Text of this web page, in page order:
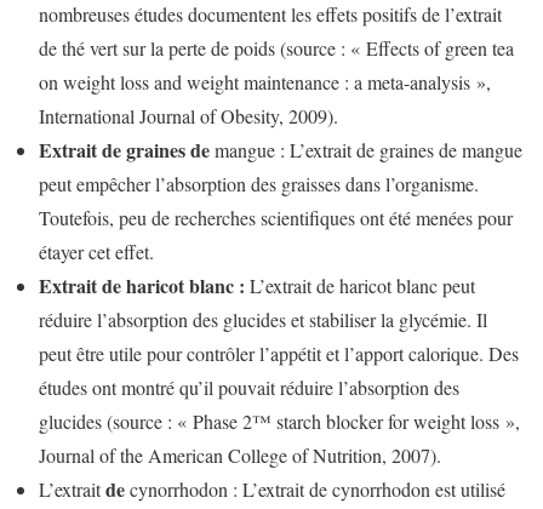
nombreuses études documentent les effets positifs de l’extrait
de thé vert sur la perte de poids (source : « Effects of green tea
on weight loss and weight maintenance : a meta-analysis »,
International Journal of Obesity, 2009).
Extrait de graines demangue : L’extrait de graines de mangue
peut empêcher l’absorption des graisses dans l’organisme.
Toutefois, peu de recherches scientifiques ont été menées pour
étayer cet effet.
Extrait de haricot blanc : L’extrait de haricot blanc peut
réduire l’absorption des glucides et stabiliser la glycémie. Il
peut être utile pour contrôler l’appétit et l’apport calorique. Des
études ont montré qu’il pouvait réduire l’absorption des
glucides (source : « Phase 2™ starch blocker for weight loss »,
Journal of the American College of Nutrition, 2007).
L’extraitdecynorrhodon : L’extrait de cynorrhodon est utilisé